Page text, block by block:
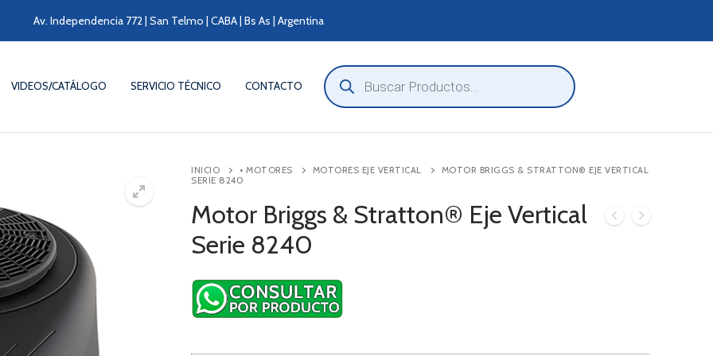
Av. Independencia 772 | San Telmo | CABA | Bs As | Argentina
VIDEOS/CATÁLOGO SERVICIO TÉCNICO CONTACTO
Búsqueda
de
productos
INICIO • MOTORES MOTORES EJE VERTICAL
MOTOR BRIGGS & STRATTON® EJE VERTICAL
SERIE 8240
Motor Briggs & Stratton® Eje Vertical
Serie 8240